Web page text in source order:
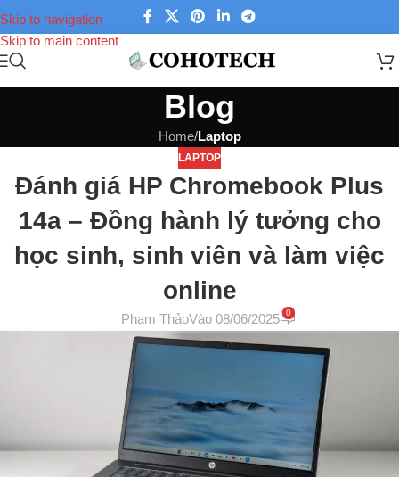
Skip to navigation
Skip to main content
Blog
Home/Laptop
LAPTOP
Đánh giá HP Chromebook Plus
14a – Đồng hành lý tưởng cho
học sinh, sinh viên và làm việc
online
Phạm ThảoVào 08/06/2025 0